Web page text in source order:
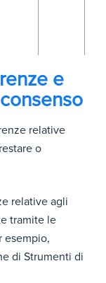
tratt
a dei
e
relative
o
relative agli
tramite le
esempio,
di Strumenti di